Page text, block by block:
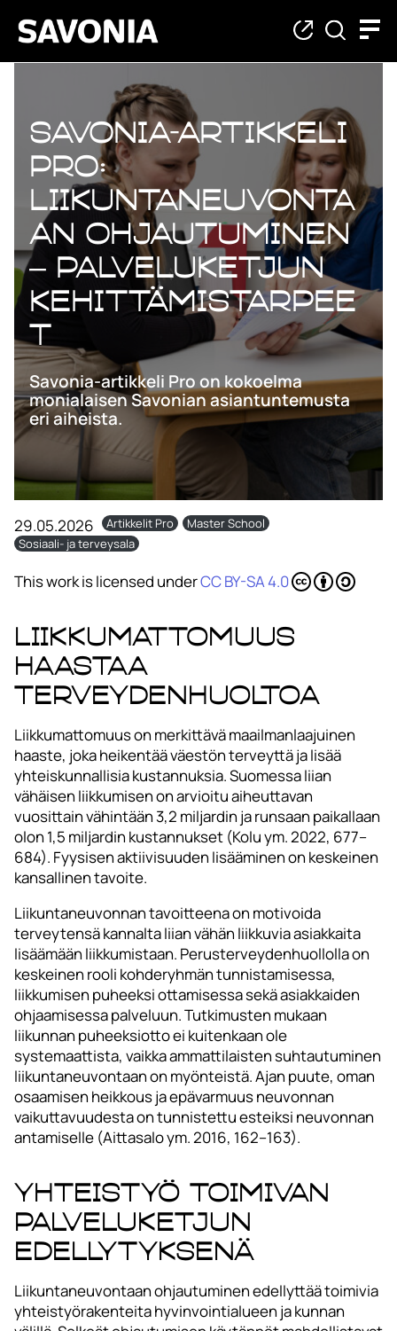
Savonia-artikkeli
Pro:
Liikuntaneuvonta
an ohjautuminen
– palveluketjun
kehittämistarpee
t
Savonia-artikkeli Pro on kokoelma
monialaisen Savonian asiantuntemusta
eri aiheista.
29.05.2026 Artikkelit Pro
Master School
Sosiaali- ja terveysala
This work is licensed underCC BY-SA 4.0
Liikkumattomuus
haastaa
terveydenhuoltoa
Liikkumattomuus on merkittävä maailmanlaajuinen
haaste, joka heikentää väestön terveyttä ja lisää
yhteiskunnallisia kustannuksia. Suomessa liian
vähäisen liikkumisen on arvioitu aiheuttavan
vuosittain vähintään 3,2 miljardin ja runsaan paikallaan
olon 1,5 miljardin kustannukset (Kolu ym. 2022, 677–
684). Fyysisen aktiivisuuden lisääminen on keskeinen
kansallinen tavoite.
Liikuntaneuvonnan tavoitteena on motivoida
terveytensä kannalta liian vähän liikkuvia asiakkaita
lisäämään liikkumistaan. Perusterveydenhuollolla on
keskeinen rooli kohderyhmän tunnistamisessa,
liikkumisen puheeksi ottamisessa sekä asiakkaiden
ohjaamisessa palveluun. Tutkimusten mukaan
liikunnan puheeksiotto ei kuitenkaan ole
systemaattista, vaikka ammattilaisten suhtautuminen
liikuntaneuvontaan on myönteistä. Ajan puute, oman
osaamisen heikkous ja epävarmuus neuvonnan
vaikuttavuudesta on tunnistettu esteiksi neuvonnan
antamiselle (Aittasalo ym. 2016, 162–163).
Yhteistyö toimivan
palveluketjun
edellytyksenä
Liikuntaneuvontaan ohjautuminen edellyttää toimivia
yhteistyörakenteita hyvinvointialueen ja kunnan